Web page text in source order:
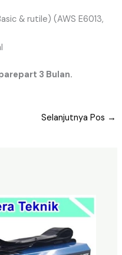
& rutile) (AWS E6013,
3 Bulan.
Selanjutnya Pos →